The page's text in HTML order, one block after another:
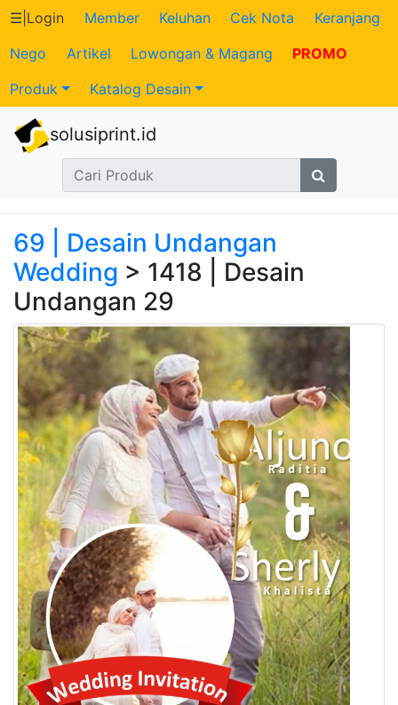
Katalog
Produk
Petugas
Transaksi
Tagihan
Berjalan
Pembayaran
Pendapatan
Fee
Ganti
Password
Logout
☰ Login Member Keluhan Cek Nota
Keranjang
Nego
Artikel Lowongan & Magang
PROMO
Produk
Katalog Desain
solusiprint.id
69 | Desain Undangan
Wedding > 1418 | Desain
Undangan 29